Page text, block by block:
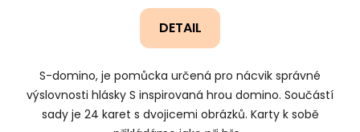
DETAIL
S-domino, je pomůcka určená pro nácvik správné
výslovnosti hlásky S inspirovaná hrou domino. Součástí
sady je 24 karet s dvojicemi obrázků. Karty k sobě